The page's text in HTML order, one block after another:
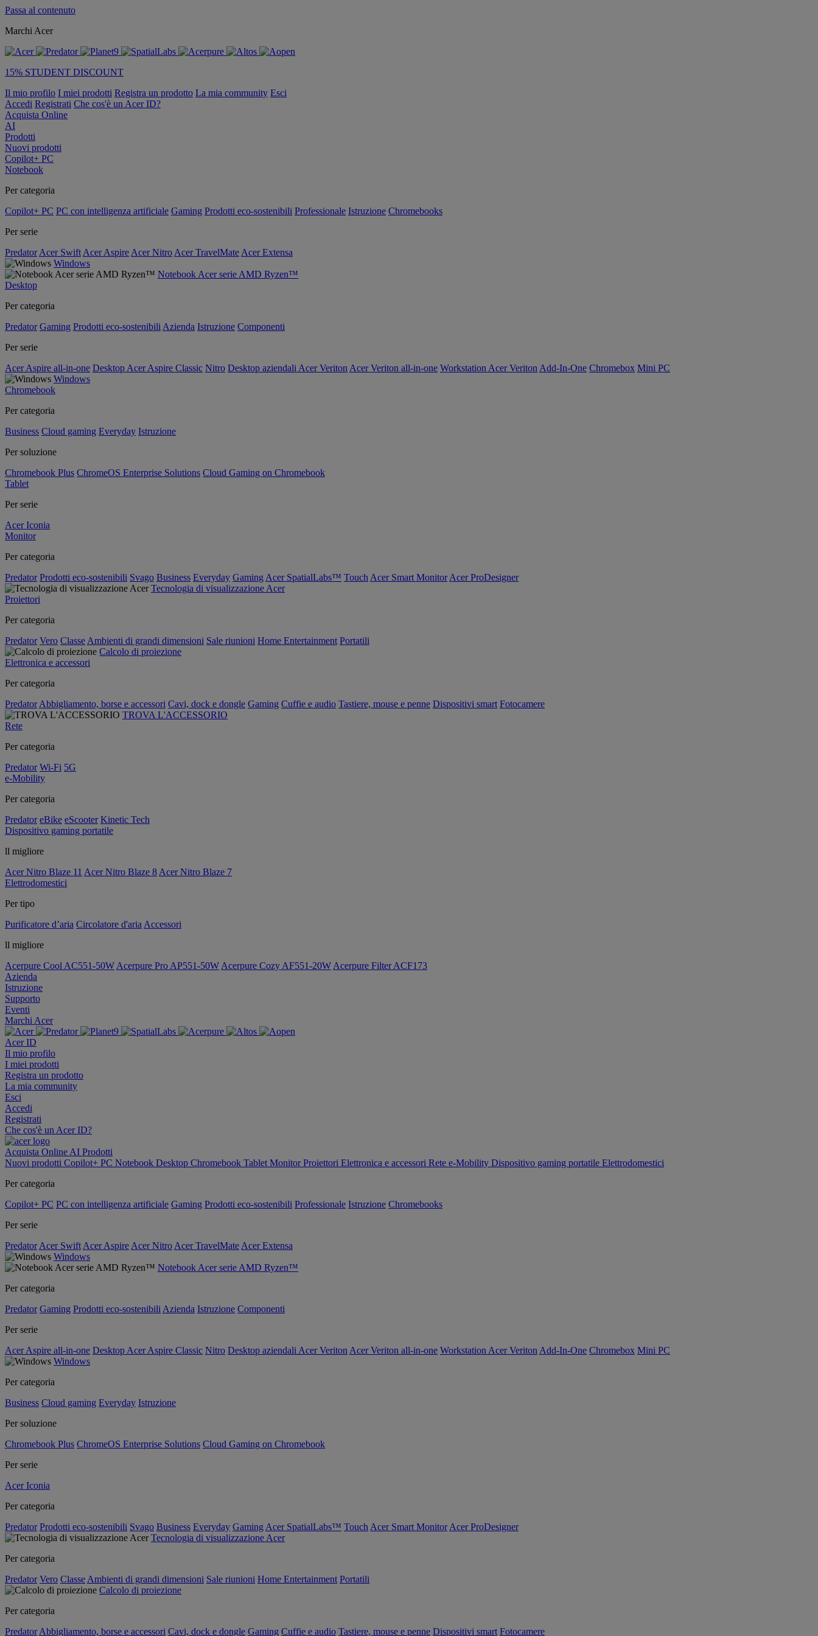
Passa al contenuto
Marchi Acer
15% STUDENT DISCOUNT
Il mio profilo I miei prodotti Registra un prodotto La mia community Esci
Accedi Registrati Che cos'è un Acer ID?
Acquista Online
AI
Prodotti
Nuovi prodotti
Copilot+ PC
Notebook
Per categoria
Copilot+ PC PC con intelligenza artificiale Gaming Prodotti eco-sostenibili Professionale Istruzione Chromebooks
Per serie
Predator Acer Swift Acer Aspire Acer Nitro Acer TravelMate Acer Extensa
Windows
Notebook Acer serie AMD Ryzen™
Desktop
Per categoria
Predator Gaming Prodotti eco-sostenibili Azienda Istruzione Componenti
Per serie
Acer Aspire all-in-one Desktop Acer Aspire Classic Nitro Desktop aziendali Acer Veriton Acer Veriton all-in-one Workstation Acer Veriton Add-In-One Chromebox Mini PC
Windows
Chromebook
Per categoria
Business Cloud gaming Everyday Istruzione
Per soluzione
Chromebook Plus ChromeOS Enterprise Solutions Cloud Gaming on Chromebook
Tablet
Per serie
Acer Iconia
Monitor
Per categoria
Predator Prodotti eco-sostenibili Svago Business Everyday Gaming Acer SpatialLabs™ Touch Acer Smart Monitor Acer ProDesigner
Tecnologia di visualizzazione Acer
Proiettori
Per categoria
Predator Vero Classe Ambienti di grandi dimensioni Sale riunioni Home Entertainment Portatili
Calcolo di proiezione
Elettronica e accessori
Per categoria
Predator Abbigliamento, borse e accessori Cavi, dock e dongle Gaming Cuffie e audio Tastiere, mouse e penne Dispositivi smart Fotocamere
TROVA L'ACCESSORIO
Rete
Per categoria
Predator Wi-Fi 5G
e-Mobility
Per categoria
Predator eBike eScooter Kinetic Tech
Dispositivo gaming portatile
ll migliore
Acer Nitro Blaze 11 Acer Nitro Blaze 8 Acer Nitro Blaze 7
Elettrodomestici
Per tipo
Purificatore d’aria Circolatore d'aria Accessori
ll migliore
Acerpure Cool AC551-50W Acerpure Pro AP551-50W Acerpure Cozy AF551-20W Acerpure Filter ACF173
Azienda
Istruzione
Supporto
Eventi
Marchi Acer
Acer ID
Il mio profilo
I miei prodotti
Registra un prodotto
La mia community
Esci
Accedi
Registrati
Che cos'è un Acer ID?
Acquista Online AI Prodotti
Nuovi prodotti Copilot+ PC Notebook Desktop Chromebook Tablet MonitorProiettori Elettronica e accessori Rete e-Mobility Dispositivo gaming portatile Elettrodomestici
Per categoria
Copilot+ PC PC con intelligenza artificiale Gaming Prodotti eco-sostenibili Professionale Istruzione Chromebooks
Per serie
Predator Acer Swift Acer Aspire Acer Nitro Acer TravelMate Acer Extensa
Windows
Notebook Acer serie AMD Ryzen™
Per categoria
Predator Gaming Prodotti eco-sostenibili Azienda Istruzione Componenti
Per serie
Acer Aspire all-in-one Desktop Acer Aspire Classic Nitro Desktop aziendali Acer Veriton Acer Veriton all-in-one Workstation Acer Veriton Add-In-One Chromebox Mini PC
Windows
Per categoria
Business Cloud gaming Everyday Istruzione
Per soluzione
Chromebook Plus ChromeOS Enterprise Solutions Cloud Gaming on Chromebook
Per serie
Acer Iconia
Per categoria
Predator Prodotti eco-sostenibili Svago Business Everyday Gaming Acer SpatialLabs™ Touch Acer Smart Monitor Acer ProDesigner
Tecnologia di visualizzazione Acer
Per categoria
Predator Vero Classe Ambienti di grandi dimensioni Sale riunioni Home Entertainment Portatili
Calcolo di proiezione
Per categoria
Predator Abbigliamento, borse e accessori Cavi, dock e dongle Gaming Cuffie e audio Tastiere, mouse e penne Dispositivi smart Fotocamere